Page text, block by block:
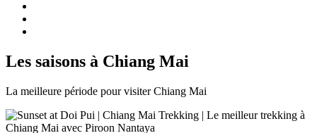
Les saisons à Chiang Mai
La meilleure période pour visiter Chiang Mai